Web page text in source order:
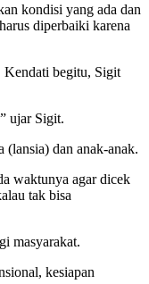
kondisi yang ada dan
diperbaiki karena
Kendati begitu, Sigit
ujar Sigit.
(lansia) dan anak-anak.
waktunya agar dicek
tak bisa
masyarakat.
kesiapan